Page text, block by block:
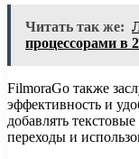
Читать так же:
процессорами в
FilmoraGo также
эффективность и
добавлять
переходы и